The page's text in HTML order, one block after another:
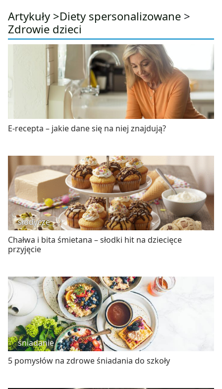
Artykuły >Diety spersonalizowane >
Zdrowie dzieci
E-recepta – jakie dane się na niej znajdują?
słodycze
Chałwa i bita śmietana – słodki hit na dziecięce
przyjęcie
śniadanie
5 pomysłów na zdrowe śniadania do szkoły